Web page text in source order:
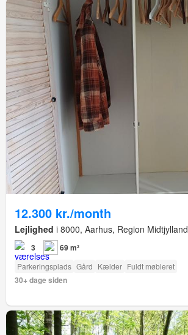
12.300 kr./month
Lejlighed i 8000, Aarhus, Region Midtjylland
3 69 m²
Parkeringsplads Gård Kælder Fuldt møbleret
30+ dage siden